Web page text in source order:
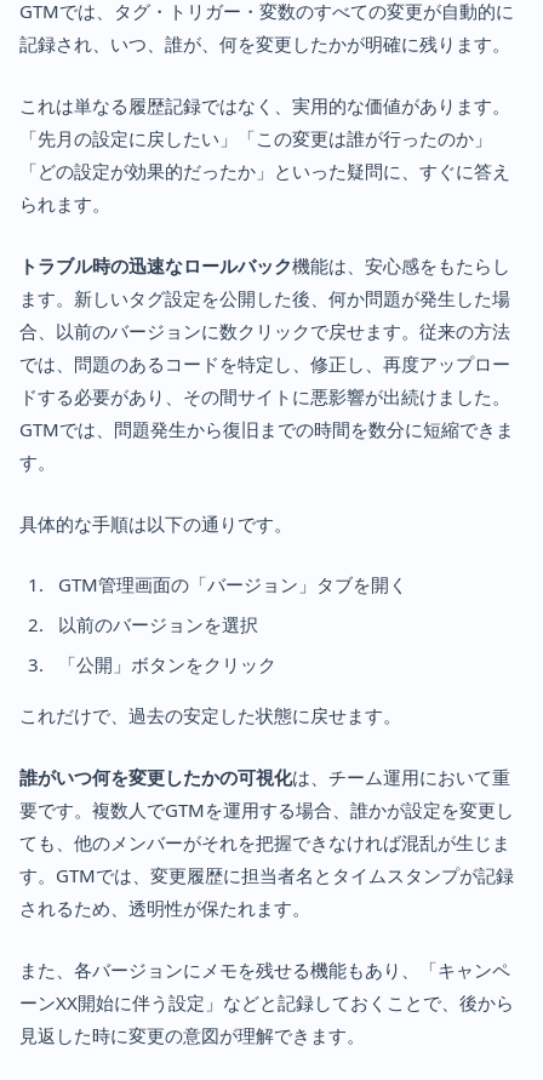
GTMでは、タグ・トリガー・変数のすべての変更が自動的に
記録され、いつ、誰が、何を変更したかが明確に残ります。
これは単なる履歴記録ではなく、実用的な価値があります。
「先月の設定に戻したい」「この変更は誰が行ったのか」
「どの設定が効果的だったか」といった疑問に、すぐに答え
られます。
トラブル時の迅速なロールバック機能は、安心感をもたらし
ます。新しいタグ設定を公開した後、何か問題が発生した場
合、以前のバージョンに数クリックで戻せます。従来の方法
では、問題のあるコードを特定し、修正し、再度アップロー
ドする必要があり、その間サイトに悪影響が出続けました。
GTMでは、問題発生から復旧までの時間を数分に短縮できま
す。
具体的な手順は以下の通りです。
GTM管理画面の「バージョン」タブを開く
以前のバージョンを選択
「公開」ボタンをクリック
これだけで、過去の安定した状態に戻せます。
誰がいつ何を変更したかの可視化は、チーム運用において重
要です。複数人でGTMを運用する場合、誰かが設定を変更し
ても、他のメンバーがそれを把握できなければ混乱が生じま
す。GTMでは、変更履歴に担当者名とタイムスタンプが記録
されるため、透明性が保たれます。
また、各バージョンにメモを残せる機能もあり、「キャンペ
ーンXX開始に伴う設定」などと記録しておくことで、後から
見返した時に変更の意図が理解できます。